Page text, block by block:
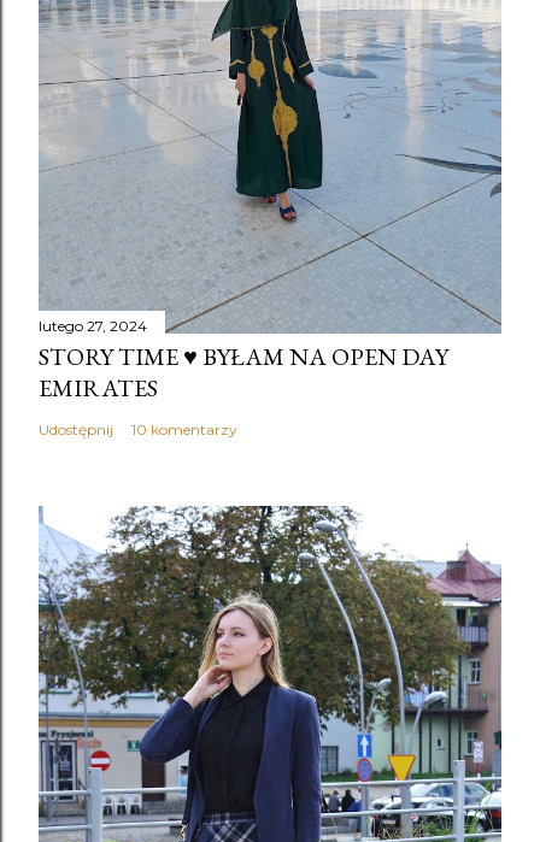
lutego 27, 2024
STORY TIME ♥️ BYŁAM NA OPEN DAY
EMIRATES
Udostępnij 10 komentarzy